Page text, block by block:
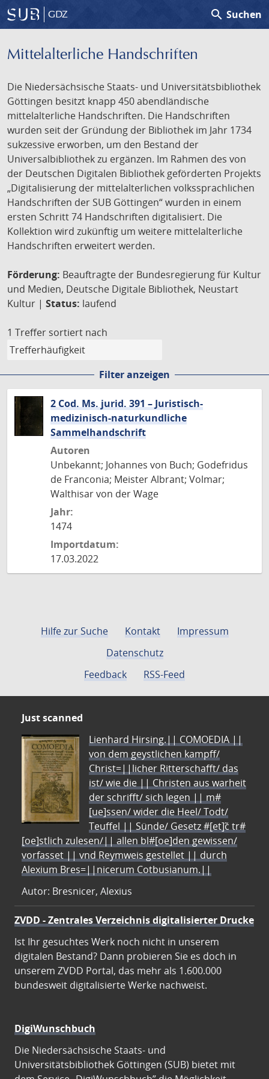
GDZ search Suchen
Mittelalterliche Handschriften
Die Niedersächsische Staats- und Universitätsbibliothek
Göttingen besitzt knapp 450 abendländische
mittelalterliche Handschriften. Die Handschriften
wurden seit der Gründung der Bibliothek im Jahr 1734
sukzessive erworben, um den Bestand der
Universalbibliothek zu ergänzen. Im Rahmen des von
der Deutschen Digitalen Bibliothek geförderten Projekts
„Digitalisierung der mittelalterlichen volkssprachlichen
Handschriften der SUB Göttingen“ wurden in einem
ersten Schritt 74 Handschriften digitalisiert. Die
Kollektion wird zukünftig um weitere mittelalterliche
Handschriften erweitert werden.
Förderung: Beauftragte der Bundesregierung für Kultur
und Medien, Deutsche Digitale Bibliothek, Neustart
Kultur | Status: laufend
1 Treffer sortiert nach
Filter anzeigen
2 Cod. Ms. jurid. 391 – Juristisch-
medizinisch-naturkundliche
Sammelhandschrift
Autoren
Unbekannt; Johannes von Buch; Godefridus
de Franconia; Meister Albrant; Volmar;
Walthisar von der Wage
Jahr:
1474
Importdatum:
17.03.2022
Hilfe zur Suche Kontakt
Impressum
Datenschutz
Feedback
RSS-Feed
Just scanned
Lienhard Hirsing.|| COMOEDIA ||
von dem geystlichen kampff/
Christ=||licher Ritterschafft/ das
ist/ wie die || Christen aus warheit
der schrifft/ sich legen || m#
[ue]ssen/ wider die Heel/ Todt/
Teuffel || Sünde/ Gesetz #[et]c̃ tr#
[oe]stlich zulesen/|| allen bl#[oe]den gewissen/
vorfasset || vnd Reymweis gestellet || durch
Alexium Bres=||nicerum Cotbusianum.||
Autor: Bresnicer, Alexius
ZVDD - Zentrales Verzeichnis digitalisierter Drucke
Ist Ihr gesuchtes Werk noch nicht in unserem
digitalen Bestand? Dann probieren Sie es doch in
unserem ZVDD Portal, das mehr als 1.600.000
bundesweit digitalisierte Werke nachweist.
DigiWunschbuch
Die Niedersächsische Staats- und
Universitätsbibliothek Göttingen (SUB) bietet mit